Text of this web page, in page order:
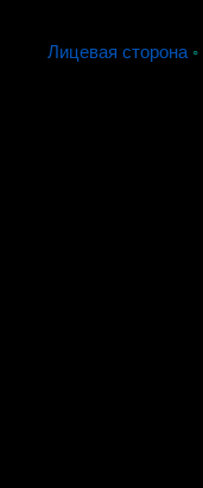
Лицевая сторона◦